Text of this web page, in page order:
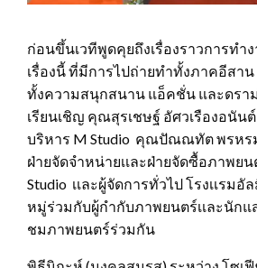
ก่อนขึ้นเวทีพูดคุยถึงเรื่องราวการทำ
เรื่องนี้ ที่มีการไปถ่ายทำทั้งภาคอีสา
ทั้งความสนุกสนาน แอ็คชั่น และดรา
เรียนเชิญ คุณสุรเชษฐ์ อัศวเรืองอนัน
บริหาร M Studio คุณปัณณทัต พรหร
ฝ่ายจัดจำหน่ายเเละฝ่ายจัดซื้อภาพย
Studio เเละผู้จัดการทั่วไป โรงเเรม
หมู่ร่วมกับผู้กำกับภาพยนตร์เเละนักแ
ชมภาพยนตร์ร่วมกัน